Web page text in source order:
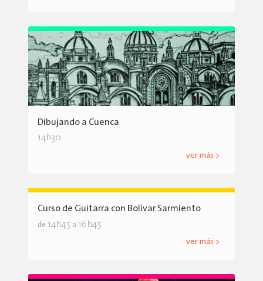
Dibujando a Cuenca
14h30
ver más >
Curso de Guitarra con Bolívar Sarmiento
de 14h45 a 16h45
ver más >